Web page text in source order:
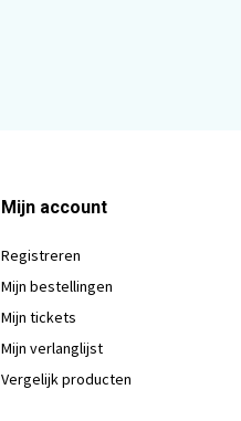
Mijn account
Registreren
Mijn bestellingen
Mijn tickets
Mijn verlanglijst
Vergelijk producten